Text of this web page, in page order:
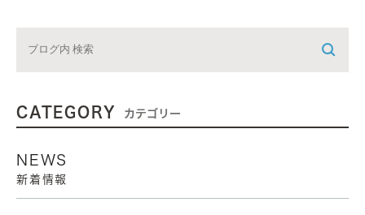
CATEGORY カテゴリー
NEWS
新着情報